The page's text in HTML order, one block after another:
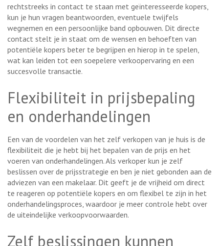
rechtstreeks in contact te staan met geïnteresseerde kopers,
kun je hun vragen beantwoorden, eventuele twijfels
wegnemen en een persoonlijke band opbouwen. Dit directe
contact stelt je in staat om de wensen en behoeften van
potentiële kopers beter te begrijpen en hierop in te spelen,
wat kan leiden tot een soepelere verkoopervaring en een
succesvolle transactie.
Flexibiliteit in prijsbepaling
en onderhandelingen
Een van de voordelen van het zelf verkopen van je huis is de
flexibiliteit die je hebt bij het bepalen van de prijs en het
voeren van onderhandelingen. Als verkoper kun je zelf
beslissen over de prijsstrategie en ben je niet gebonden aan de
adviezen van een makelaar. Dit geeft je de vrijheid om direct
te reageren op potentiële kopers en om flexibel te zijn in het
onderhandelingsproces, waardoor je meer controle hebt over
de uiteindelijke verkoopvoorwaarden.
Zelf beslissingen kunnen